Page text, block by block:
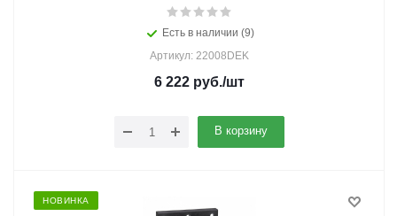
Есть в наличии (9)
Артикул: 22008DEK
6 222 руб./шт
В корзину
НОВИНКА